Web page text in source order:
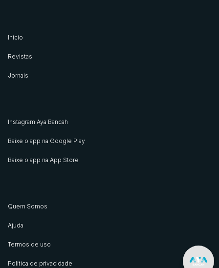
Início
Revistas
Jornais
Instagram Aya Bancah
Baixe o app na Google Play
Baixe o app na App Store
Quem Somos
Ajuda
Termos de uso
Política de privacidade